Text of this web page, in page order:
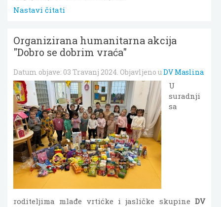
Nastavi čitati
Organizirana humanitarna akcija
"Dobro se dobrim vraća"
Datum objave: 03 Travanj 2024. Objavljeno uDV Maslina
U
suradnji
sa
roditeljima mlađe vrtićke i jasličke skupine DV